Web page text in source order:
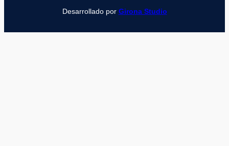
Desarrollado por Girona Studio